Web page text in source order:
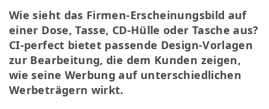
Wie sieht das Firmen-Erscheinungsbild auf
einer Dose, Tasse, CD-Hülle oder Tasche aus?
CI-perfect bietet passende Design-Vorlagen
zur Bearbeitung, die dem Kunden zeigen,
wie seine Werbung auf unterschiedlichen
Werbeträgern wirkt.